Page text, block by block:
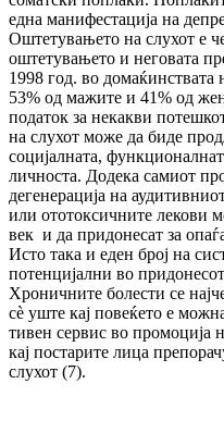
една ма­ни­фестација на
Оштетувањето на слухот е
оштетувањето и неговата
1998 год. во
53% од мажите и 41% од
податок за не­как­ви
на слухот може да биде
социјалната,
лич­носта. Додека самиот
дегенерација на
или ото­то­ксичните лекови
век и да придонесат за
Исто така и ед­ен број на
потенцијални во
Хроничните болести се
сè уште кај повеќето е
ти­вен сервис во промоција
кај постарите лица
слу­хот (7).